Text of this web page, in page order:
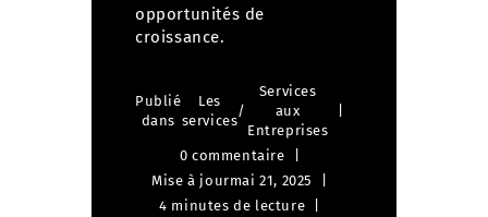
opportunités de
croissance.
Publié
dans
Les
services
/
Services
aux
Entreprises
0 commentaire
Mise à jourmai 21, 2025
4 minutes de lecture